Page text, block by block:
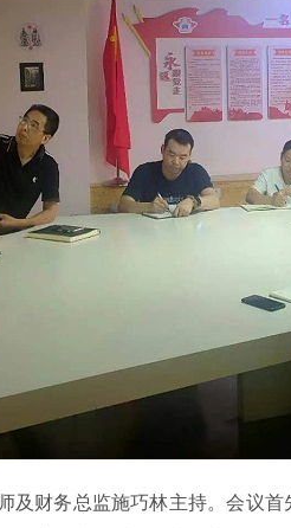
及财务总监施巧林主持。会议